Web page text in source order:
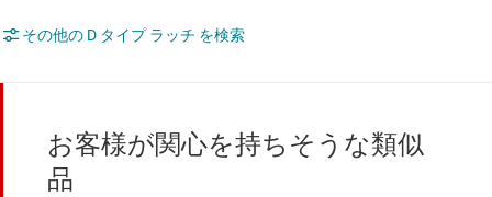
その他の D タイプ ラッチ を検索
お客様が関心を持ちそうな類似
品